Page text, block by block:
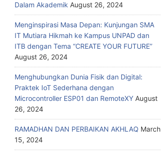
Dalam Akademik August 26, 2024
Menginspirasi Masa Depan: Kunjungan SMA
IT Mutiara Hikmah ke Kampus UNPAD dan
ITB dengan Tema “CREATE YOUR FUTURE”
August 26, 2024
Menghubungkan Dunia Fisik dan Digital:
Praktek IoT Sederhana dengan
Microcontroller ESP01 dan RemoteXY August
26, 2024
RAMADHAN DAN PERBAIKAN AKHLAQ March
15, 2024